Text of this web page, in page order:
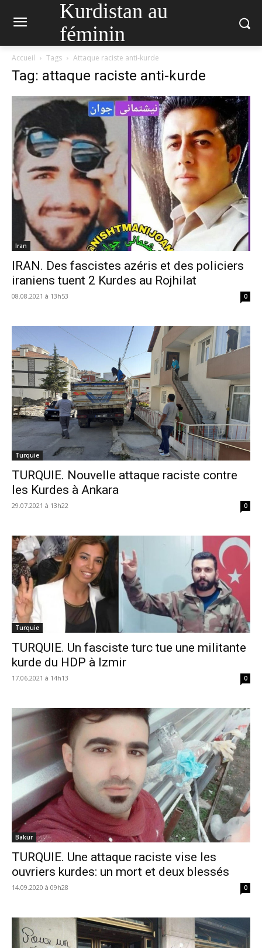
Kurdistan au
féminin
Accueil Tags Attaque raciste anti-kurde
Tag: attaque raciste anti-kurde
Iran
IRAN. Des fascistes azéris et des policiers
iraniens tuent 2 Kurdes au Rojhilat
08.08.2021 à 13h53 0
Turquie
TURQUIE. Nouvelle attaque raciste contre
les Kurdes à Ankara
29.07.2021 à 13h22 0
Turquie
TURQUIE. Un fasciste turc tue une militante
kurde du HDP à Izmir
17.06.2021 à 14h13 0
Bakur
TURQUIE. Une attaque raciste vise les
ouvriers kurdes: un mort et deux blessés
14.09.2020 à 09h28 0